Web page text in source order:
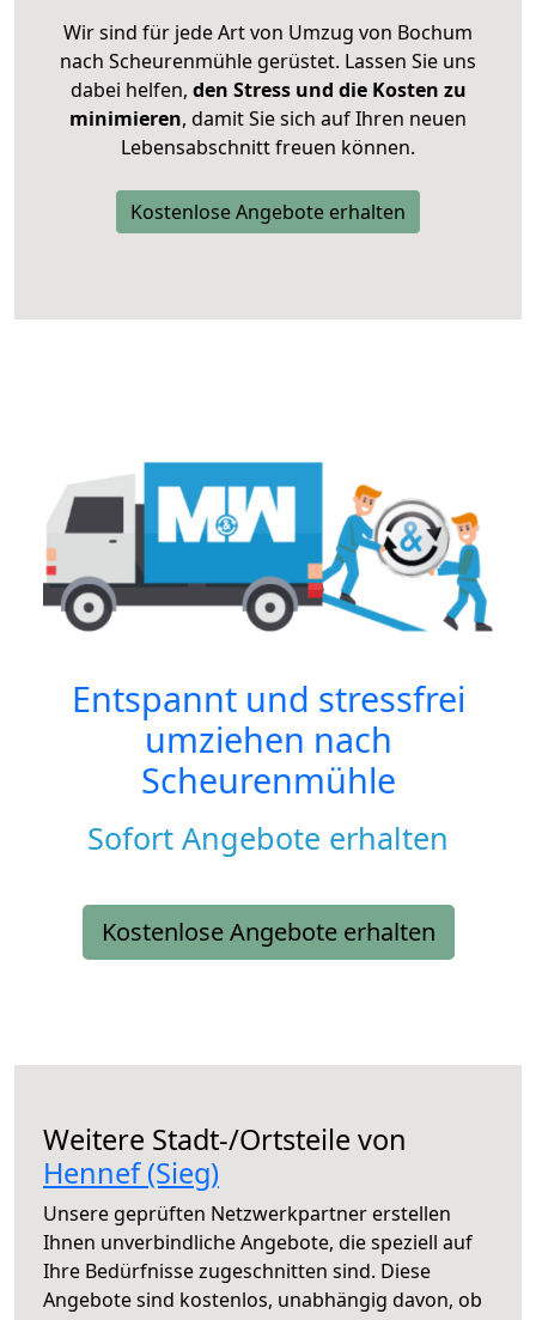
Wir sind für jede Art von Umzug von Bochum
nach Scheurenmühle gerüstet. Lassen Sie uns
dabei helfen, den Stress und die Kosten zu
minimieren, damit Sie sich auf Ihren neuen
Lebensabschnitt freuen können.
Kostenlose Angebote erhalten
Entspannt und stressfrei
umziehen nach
Scheurenmühle
Sofort Angebote erhalten
Kostenlose Angebote erhalten
Weitere Stadt-/Ortsteile von
Hennef (Sieg)
Unsere geprüften Netzwerkpartner erstellen
Ihnen unverbindliche Angebote, die speziell auf
Ihre Bedürfnisse zugeschnitten sind. Diese
Angebote sind kostenlos, unabhängig davon, ob